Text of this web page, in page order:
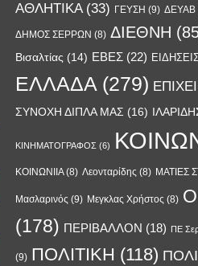
ΑΘΛΗΤΙΚΑ(33) ΓΕΥΣΗ (9) ΔΕΥΑΒ
ΔΗΜΟΣ ΣΕΡΡΩΝ (8) ΔΙΕΘΝΗ
Βισαλτίας (14) ΕΒΕΣ (22)
ΕΛΛΑΔΑ (279)
ΣΥΝΟΧΗ ΔΙΠΛΑ ΜΑΣ (16)
ΚΙΝΗΜΑΤΟΓΡΑΦΟΣ (6)
ΚΟΙΝΩΝΙΙΑ(8) Λεονταρίδης (8) ΜΑΤΙΕΣ
Μασλαρινός (9) Μεγκλας Χρήστος (8)
(178) ΠΕΡΙΒΑΛΛΟΝ (18) ΠΕ
(9) ΠΟΛΙΤΙΚΗ (118)